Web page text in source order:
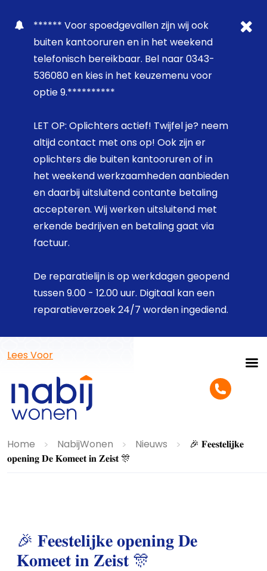
****** Voor spoedgevallen zijn wij ook
buiten kantooruren en in het weekend
telefonisch bereikbaar. Bel naar 0343-
536080 en kies in het keuzemenu voor
optie 9.**********
LET OP: Oplichters actief! Twijfel je? neem
altijd contact met ons op! Ook zijn er
oplichters die buiten kantooruren of in
het weekend werkzaamheden aanbieden
en daarbij uitsluitend contante betaling
accepteren. Wij werken uitsluitend met
erkende bedrijven en betaling gaat via
factuur.
De reparatielijn is op werkdagen geopend
tussen 9.00 - 12.00 uur. Digitaal kan een
reparatieverzoek 24/7 worden ingediend.
Lees Voor
Home > NabijWonen > Nieuws >
🎉 𝐅𝐞𝐞𝐬𝐭𝐞𝐥𝐢𝐣𝐤𝐞
𝐨𝐩𝐞𝐧𝐢𝐧𝐠 𝐃𝐞 𝐊𝐨𝐦𝐞𝐞𝐭 𝐢𝐧 𝐙𝐞𝐢𝐬𝐭 🎊
🎉 𝐅𝐞𝐞𝐬𝐭𝐞𝐥𝐢𝐣𝐤𝐞 𝐨𝐩𝐞𝐧𝐢𝐧𝐠 𝐃𝐞
𝐊𝐨𝐦𝐞𝐞𝐭 𝐢𝐧 𝐙𝐞𝐢𝐬𝐭 🎊